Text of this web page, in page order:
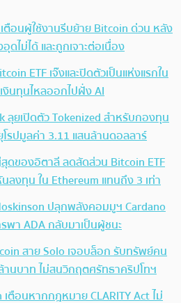
ตือนผู้ใช้งานรีบย้าย Bitcoin ด่วน หลัง
ดไม่ได้ และถูกเจาะต่อเนื่อง
ETF เจ๊งและปิดตัวเป็นแห่งแรกใน
งินทุนไหลออกไปฝั่ง AI
ลุยเปิดตัว Tokenized สำหรับกองทุน
รปมูลค่า 3.11 แสนล้านดอลลาร์
ดของอิตาลี ลดสัดส่วน Bitcoin ETF
ลงทุน ใน Ethereum แทนถึง 3 เท่า
ปลุกพลังคอมมูฯ Cardano
พา ADA กลับมาเป็นผู้ชนะ
สาย Solo เจอบล็อก รับทรัพย์คน
านบาท ไม่สนวิกฤตศรัทธาคริปโทฯ
ตือนหากกฎหมาย CLARITY Act ไม่